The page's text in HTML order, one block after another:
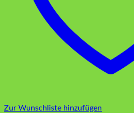
Zur Wunschliste hinzufügen